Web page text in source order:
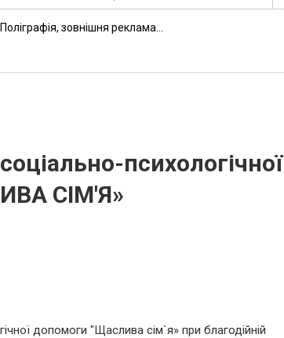
Поліграфія, зовнішня реклама...
психологічної
СІМ'Я»
допомоги "Щаслива сім`я» при благодійній